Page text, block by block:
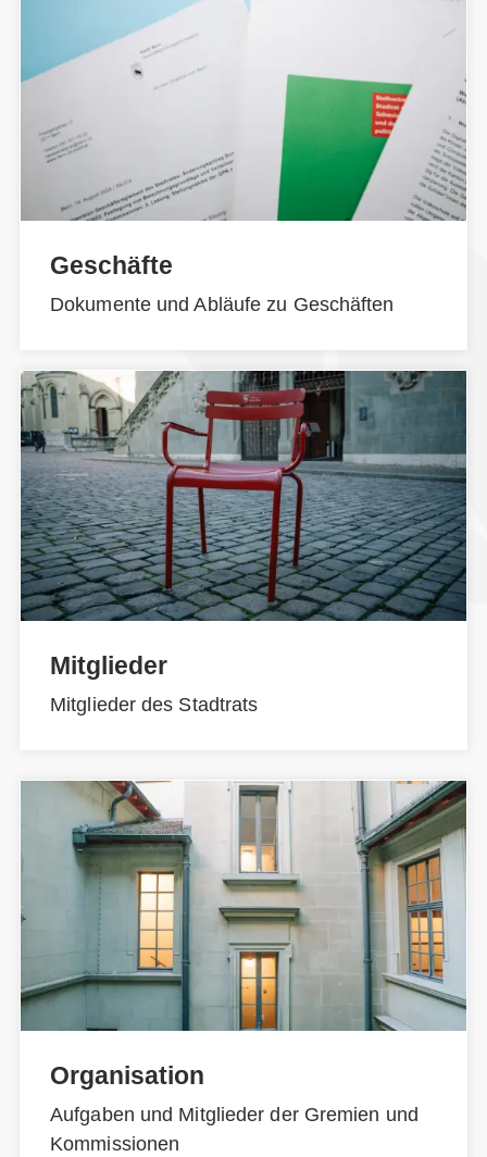
Geschäfte
Dokumente und Abläufe zu Geschäften
Mitglieder
Mitglieder des Stadtrats
Organisation
Aufgaben und Mitglieder der Gremien und
Kommissionen